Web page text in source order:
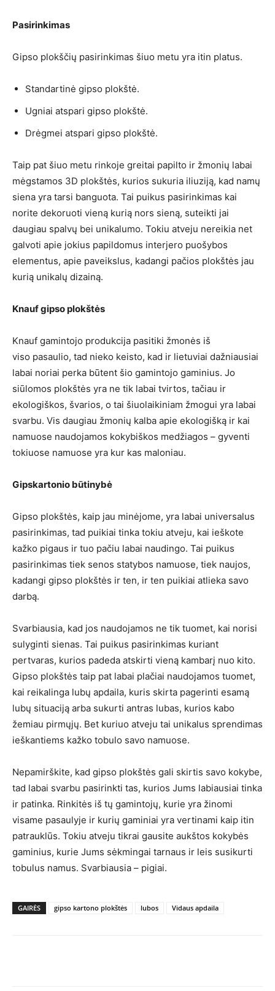
Pasirinkimas
Gipso plokščių pasirinkimas šiuo metu yra itin platus.
Standartinė gipso plokštė.
Ugniai atspari gipso plokštė.
Drėgmei atspari gipso plokštė.
Taip pat šiuo metu rinkoje greitai papilto ir žmonių labai
mėgstamos 3D plokštės, kurios sukuria iliuziją, kad namų
siena yra tarsi banguota. Tai puikus pasirinkimas kai
norite dekoruoti vieną kurią nors sieną, suteikti jai
daugiau spalvų bei unikalumo. Tokiu atveju nereikia net
galvoti apie jokius papildomus interjero puošybos
elementus, apie paveikslus, kadangi pačios plokštės jau
kurią unikalų dizainą.
Knauf gipso plokštės
Knauf gamintojo produkcija pasitiki žmonės iš
viso pasaulio, tad nieko keisto, kad ir lietuviai dažniausiai
labai noriai perka būtent šio gamintojo gaminius. Jo
siūlomos plokštės yra ne tik labai tvirtos, tačiau ir
ekologiškos, švarios, o tai šiuolaikiniam žmogui yra labai
svarbu. Vis daugiau žmonių kalba apie ekologišką ir kai
namuose naudojamos kokybiškos medžiagos – gyventi
tokiuose namuose yra kur kas maloniau.
Gipskartonio būtinybė
Gipso plokštės, kaip jau minėjome, yra labai universalus
pasirinkimas, tad puikiai tinka tokiu atveju, kai ieškote
kažko pigaus ir tuo pačiu labai naudingo. Tai puikus
pasirinkimas tiek senos statybos namuose, tiek naujos,
kadangi gipso plokštės ir ten, ir ten puikiai atlieka savo
darbą.
Svarbiausia, kad jos naudojamos ne tik tuomet, kai norisi
sulyginti sienas. Tai puikus pasirinkimas kuriant
pertvaras, kurios padeda atskirti vieną kambarį nuo kito.
Gipso plokštės taip pat labai plačiai naudojamos tuomet,
kai reikalinga lubų apdaila, kuris skirta pagerinti esamą
lubų situaciją arba sukurti antras lubas, kurios kabo
žemiau pirmųjų. Bet kuriuo atveju tai unikalus sprendimas
ieškantiems kažko tobulo savo namuose.
Nepamirškite, kad gipso plokštės gali skirtis savo kokybe,
tad labai svarbu pasirinkti tas, kurios Jums labiausiai tinka
ir patinka. Rinkitės iš tų gamintojų, kurie yra žinomi
visame pasaulyje ir kurių gaminiai yra vertinami kaip itin
patrauklūs. Tokiu atveju tikrai gausite aukštos kokybės
gaminius, kurie Jums sėkmingai tarnaus ir leis susikurti
tobulus namus. Svarbiausia – pigiai.
GAIRĖS gipso kartono plokštės lubos Vidaus apdaila